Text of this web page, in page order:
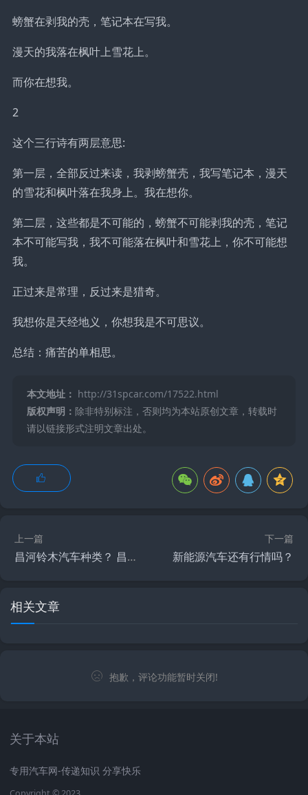
螃蟹在剥我的壳，笔记本在写我。
漫天的我落在枫叶上雪花上。
而你在想我。
2
这个三行诗有两层意思:
第一层，全部反过来读，我剥螃蟹壳，我写笔记本，漫天
的雪花和枫叶落在我身上。我在想你。
第二层，这些都是不可能的，螃蟹不可能剥我的壳，笔记
本不可能写我，我不可能落在枫叶和雪花上，你不可能想
我。
正过来是常理，反过来是猎奇。
我想你是天经地义，你想我是不可思议。
总结：痛苦的单相思。
本文地址： http://31spcar.com/17522.html
版权声明： 除非特别标注，否则均为本站原创文章，转载时
请以链接形式注明文章出处。
上一篇
昌河铃木汽车种类？ 昌河铃木汽车怎么样？
下一篇
新能源汽车还有行情吗？
相关文章
抱歉，评论功能暂时关闭!
关于本站
专用汽车网-传递知识 分享快乐